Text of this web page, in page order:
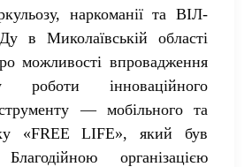
наркоманії та ВІЛ-
в Миколаївській області
можливості впровадження
інноваційного
— мобільного та
«FREE LIFE», який був
організацією